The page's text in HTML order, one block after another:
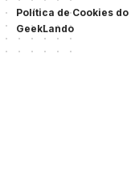
Política de Cookies do
GeekLando